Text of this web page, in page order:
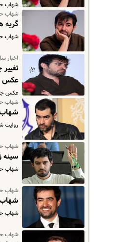
شهاب
شهاب
گریه
شهاب
اخبار
عکس
عکس
شهاب
شهاب
روایت
شهاب
سینه
شهاب
شهاب
شهاب
شهاب